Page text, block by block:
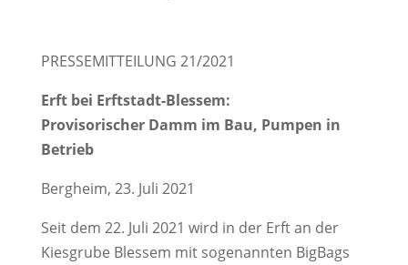
PRESSEMITTEILUNG 21/2021
Erft bei Erftstadt-Blessem:
Provisorischer Damm im Bau, Pumpen in
Betrieb
Bergheim, 23. Juli 2021
Seit dem 22. Juli 2021 wird in der Erft an der
Kiesgrube Blessem mit sogenannten BigBags